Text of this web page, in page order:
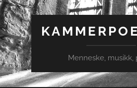
Menneske, musikk,